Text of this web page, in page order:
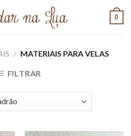
0
/ MATERIAIS PARA VELAS
FILTRAR